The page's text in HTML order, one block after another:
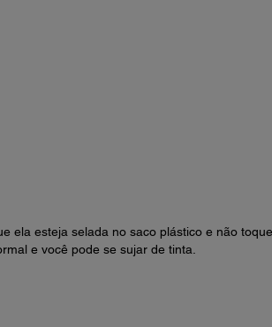
ela esteja selada no saco plástico e não
e você pode se sujar de tinta.